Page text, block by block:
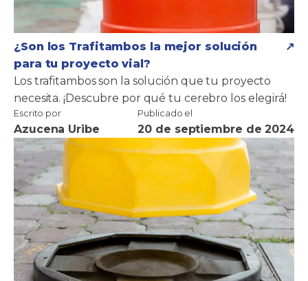
¿Son los Trafitambos la mejor solución
para tu proyecto vial?
Los trafitambos son la solución que tu proyecto
necesita. ¡Descubre por qué tu cerebro los elegirá!
Escrito por
Azucena Uribe
Publicado el
20 de septiembre de 2024